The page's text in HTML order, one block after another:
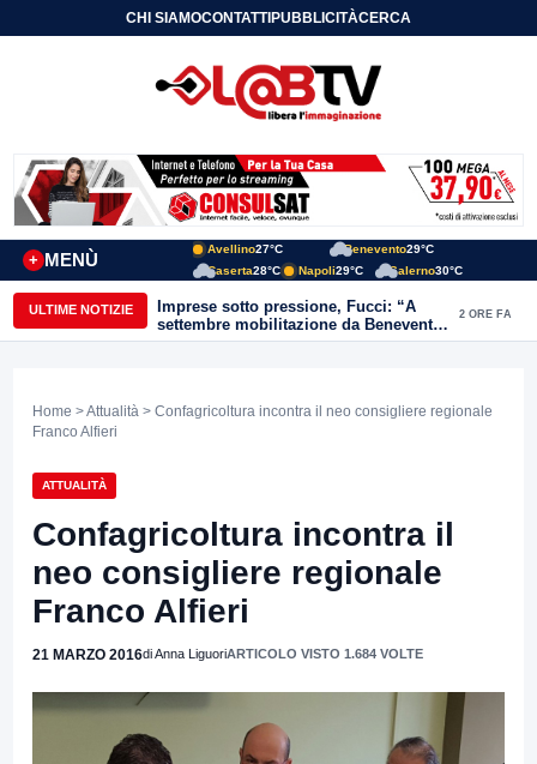
CHI SIAMOCONTATTIPUBBLICITÀCERCA
MENÙ
+
Avellino27°C Benevento29°C
Caserta28°C Napoli29°C Salerno30°C
ULTIME NOTIZIE
Imprese sotto pressione, Fucci: “A
settembre mobilitazione da Benevento
e Avellino”
2 ORE FA
Home >Attualità > Confagricoltura incontra il neo consigliere regionale
Franco Alfieri
ATTUALITÀ
Confagricoltura incontra il
neo consigliere regionale
Franco Alfieri
21 MARZO 2016di Anna LiguoriARTICOLO VISTO 1.684 VOLTE